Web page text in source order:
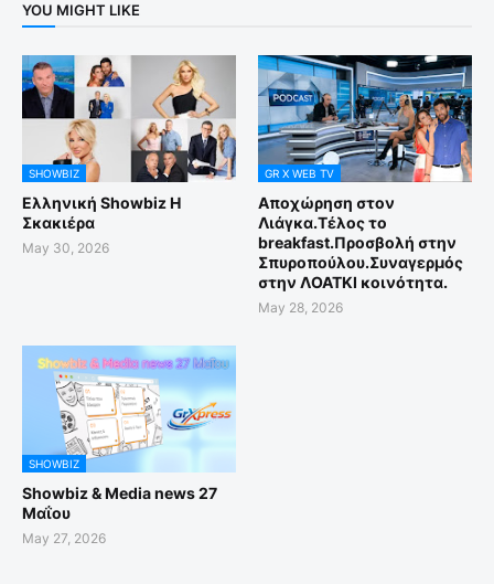
YOU MIGHT LIKE
SHOWBIZ
Ελληνική Showbiz Η
Σκακιέρα
May 30, 2026
GR X WEB TV
Αποχώρηση στον
Λιάγκα.Τέλος το
breakfast.Προσβολή στην
Σπυροπούλου.Συναγερμός
στην ΛΟΑΤΚΙ κοινότητα.
May 28, 2026
SHOWBIZ
Showbiz & Media news 27
Μαΐου
May 27, 2026